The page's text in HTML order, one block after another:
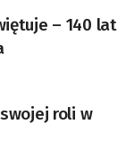
– 140 lat
roli w